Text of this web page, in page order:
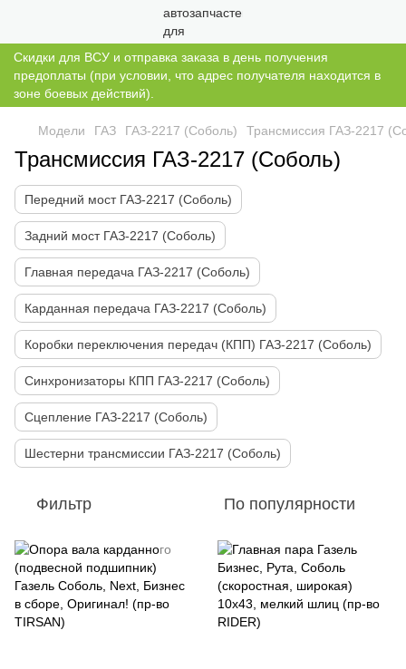
Скидки для ВСУ и отправка заказа в день получения
предоплаты (при условии, что адрес получателя находится в
зоне боевых действий).
Модели ГАЗ ГАЗ-2217 (Соболь) Трансмиссия ГАЗ-2217
Трансмиссия ГАЗ-2217 (Соболь)
Передний мост ГАЗ-2217 (Соболь)
Задний мост ГАЗ-2217 (Соболь)
Главная передача ГАЗ-2217 (Соболь)
Карданная передача ГАЗ-2217 (Соболь)
Коробки переключения передач (КПП) ГАЗ-2217 (Соболь)
Синхронизаторы КПП ГАЗ-2217 (Соболь)
Сцепление ГАЗ-2217 (Соболь)
Шестерни трансмиссии ГАЗ-2217 (Соболь)
Фильтр По популярности